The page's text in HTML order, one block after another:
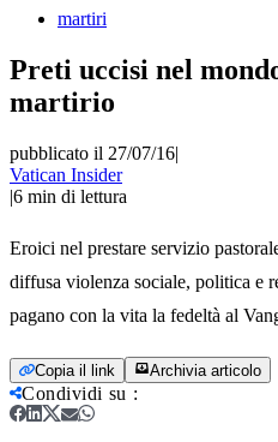
martiri
Preti uccisi nel
martirio
pubblicato il 27/07/16|
Vatican Insider
|6 min di lettura
Eroici nel prestare servizio
diffusa violenza sociale, politica e
pagano con la vita la fedeltà al
Copia il link Archivia articolo
Condividi su :